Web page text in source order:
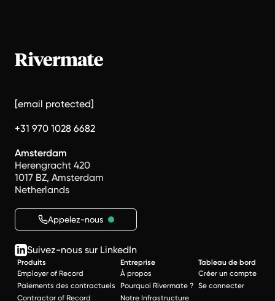
[email protected]
+31 970 1028 6682
Amsterdam
Herengracht 420
1017 BZ, Amsterdam
Netherlands
Appelez-nous
Suivez-nous sur LinkedIn
Produits
Employer of Record
Paiements des contractuels
Contractor of Record
Entreprise
À propos
Pourquoi Rivermate ?
Notre Infrastructure
Tableau de bord
Créer un compte
Se connecter